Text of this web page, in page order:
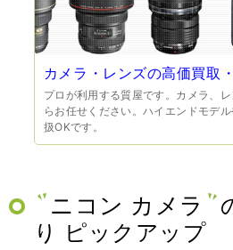
カメラ・レンズの高価買取
プロが利用する質屋です。カメラ、
らお任せください。ハイエンドモデ
扱OKです。
ニコン カメラ
り ピックアップ